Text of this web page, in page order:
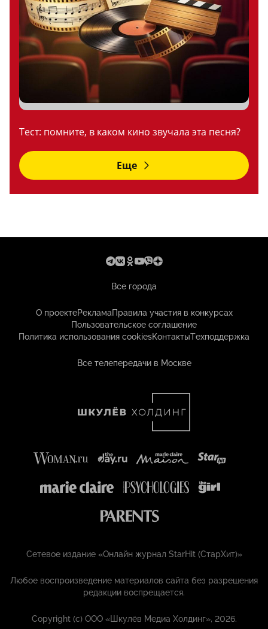
Тест: помните, в каком кино звучала эта песня?
Еще
Все города
О проектеРекламаПравила участия в конкурсах
Пользовательское соглашение
Политика использования cookiesКонтактыТехподдержка
Все телепередачи в Москве
Сетевое издание «Онлайн журнал StarHit (СтарХит)»
Любое воспроизведение материалов сайта без разрешения
редакции воспрещается.
Copyright (с) ООО «Шкулёв Медиа Холдинг», 2026.